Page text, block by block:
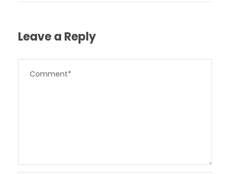
Leave a Reply